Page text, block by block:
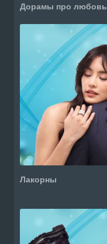
Дорамы про любовь
Лакорны